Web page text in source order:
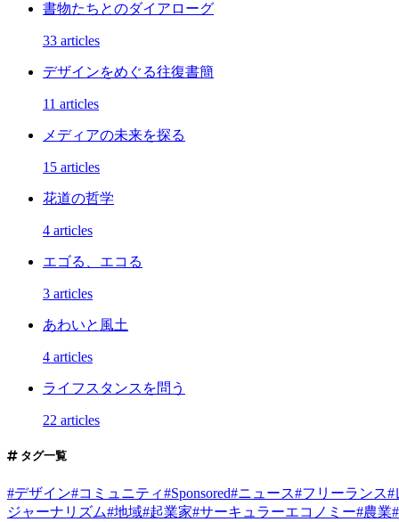
書物たちとのダイアローグ
33 articles
デザインをめぐる往復書簡
11 articles
メディアの未来を探る
15 articles
花道の哲学
4 articles
エゴる、エコる
3 articles
あわいと風土
4 articles
ライフスタンスを問う
22 articles
タグ一覧
#デザイン#コミュニティ#Sponsored#ニュース#フリーランス#
ジャーナリズム#地域#起業家#サーキュラーエコノミー#農業#